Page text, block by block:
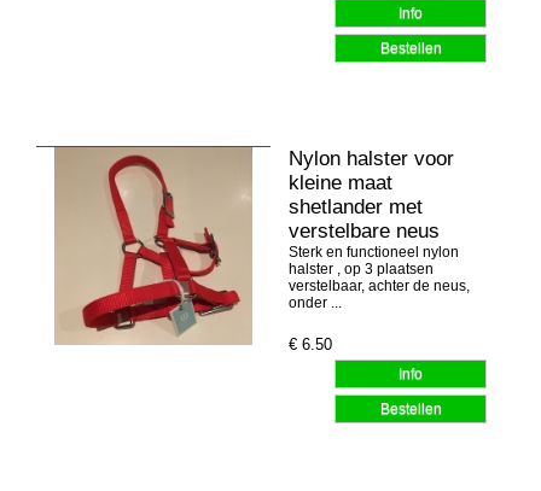
Nylon halster voor
kleine maat
shetlander met
verstelbare neus
Sterk en functioneel nylon
halster , op 3 plaatsen
verstelbaar, achter de neus,
onder ...
€ 6.50